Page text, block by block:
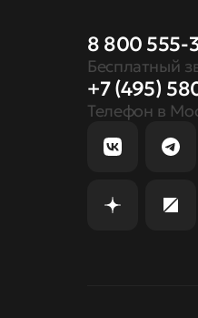
8 800 555-
Бесплатный
+7 (495)
Телефон в